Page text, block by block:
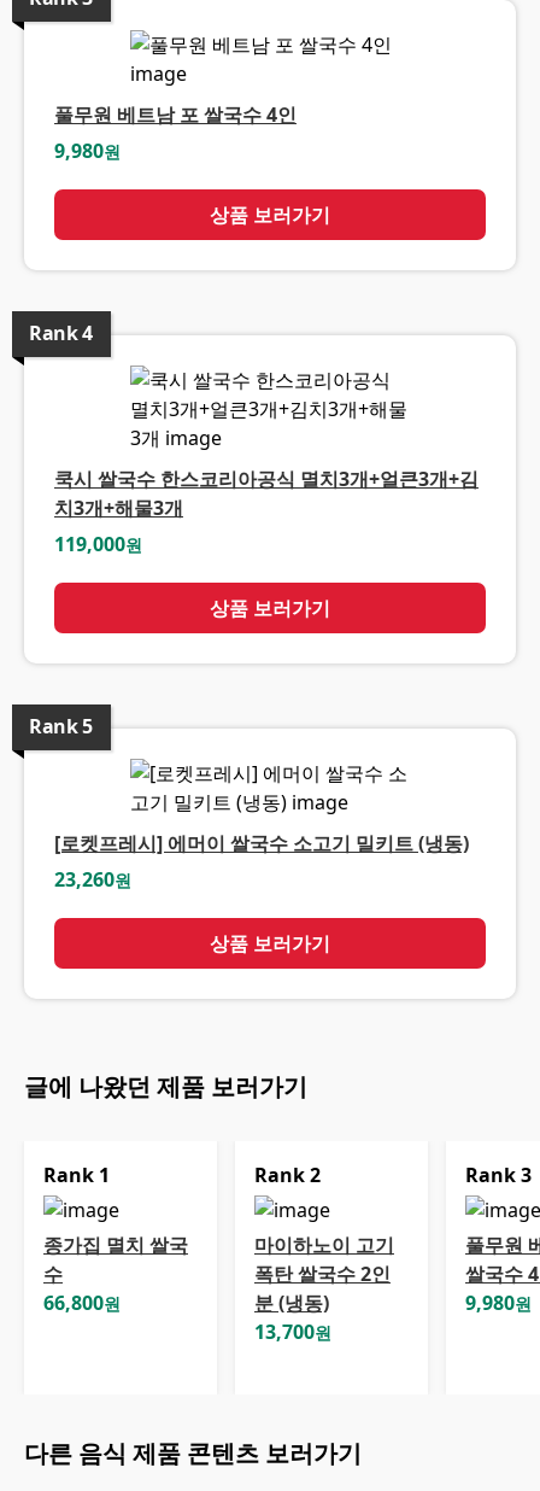
풀무원 베트남 포 쌀국수 4인
9,980원
상품 보러가기
Rank4
쿡시 쌀국수 한스코리아공식 멸치3개+얼큰3개+김
치3개+해물3개
119,000원
상품 보러가기
Rank5
[로켓프레시] 에머이 쌀국수 소고기 밀키트 (냉동)
23,260원
상품 보러가기
글에 나왔던 제품 보러가기
Rank 1
종가집 멸치 쌀국
수
66,800원
Rank2
마이하노이 고기
폭탄 쌀국수 2인
분 (냉동)
13,700원
Rank3
풀무원
쌀국수
9,980원
다른 음식 제품 콘텐츠 보러가기